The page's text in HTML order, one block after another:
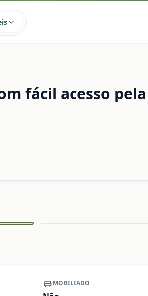
fácil acesso pela
MOBILIADO